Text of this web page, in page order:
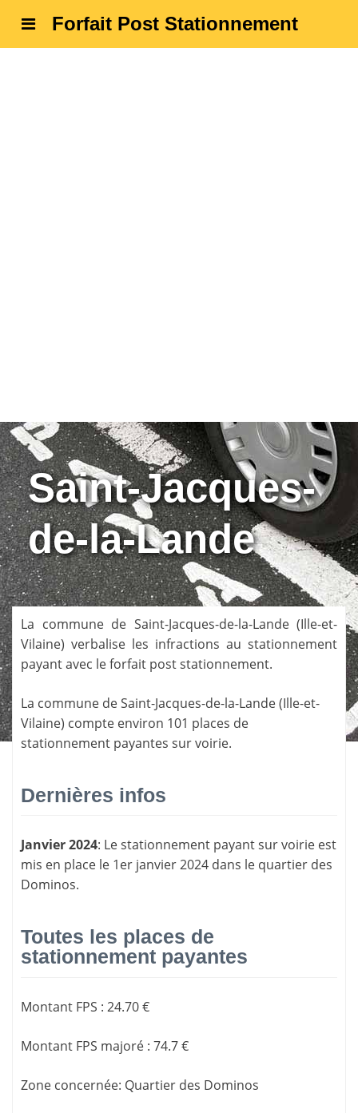
Forfait Post Stationnement
Saint-Jacques-
de-la-Lande
La commune de Saint-Jacques-de-la-Lande(Ille-et-
Vilaine) verbalise les infractions au stationnement
payant avec le forfait post stationnement.
La commune deSaint-Jacques-de-la-Lande(Ille-et-
Vilaine) compte environ 101 places de
stationnement payantes sur voirie.
Dernières infos
Janvier 2024: Le stationnement payant sur voirie est
mis en place le 1er janvier 2024 dans le quartier des
Dominos.
Toutes les places de
stationnement payantes
Montant FPS : 24.70 €
Montant FPS majoré : 74.7 €
Zone concernée: Quartier des Dominos